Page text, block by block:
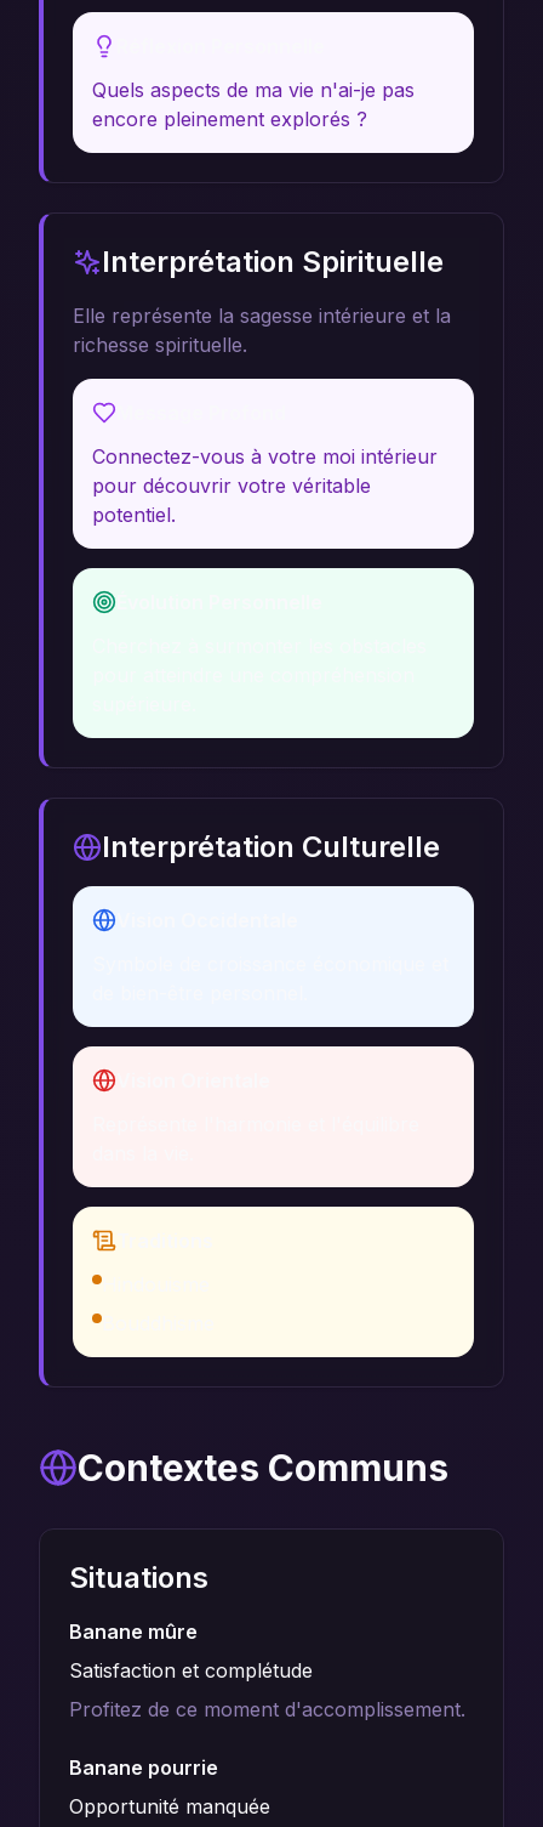
Quels aspects de ma vie n'ai-je pas
encore pleinement explorés ?
Interprétation Spirituelle
Elle représente la sagesse intérieure et la
richesse spirituelle.
Connectez-vous à votre moi intérieur
pour découvrir votre véritable
potentiel.
Interprétation Culturelle
Contextes Communs
Situations
Banane mûre
Satisfaction et complétude
Profitez de ce moment d'accomplissement.
Banane pourrie
Opportunité manquée